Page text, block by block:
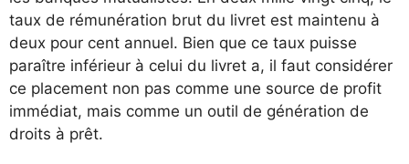
taux de rémunération brut du livret est maintenu à
deux pour cent annuel. Bien que ce taux puisse
paraître inférieur à celui du livret a, il faut considérer
ce placement non pas comme une source de profit
immédiat, mais comme un outil de génération de
droits à prêt.